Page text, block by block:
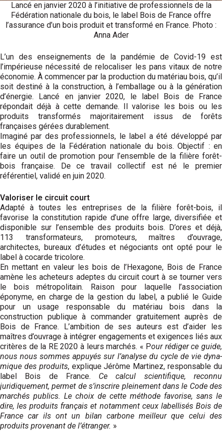
Lancé en janvier 2020 à l’initiative de professionnels de la
Fédération nationale du bois, le label Bois de France offre
l’assurance d’un bois produit et transformé en France. Photo :
Anna Ader
L’un des enseignements de la pandémie de Covid-19 est
l’impérieuse nécessité de relocaliser les pans vitaux de notre
économie. À commencer par la production du matériau bois, qu’il
soit destiné à la construction, à l’emballage ou à la génération
d’énergie. Lancé en janvier 2020, le label Bois de France
répondait déjà à cette demande. Il valorise les bois ou les
produits transformés majoritairement issus de forêts
françaises gérées durablement.
Imaginé par des professionnels, le label a été développé par
les équipes de la Fédération nationale du bois. Objectif : en
faire un outil de promotion pour l’ensemble de la filière forêt-
bois française. De ce travail collectif est né le premier
référentiel, validé en juin 2020.
Valoriser le circuit court
Adapté à toutes les entreprises de la filière forêt-bois, il
favorise la constitution rapide d’une offre large, diversifiée et
disponible sur l’ensemble des produits bois. D’ores et déjà,
113 transformateurs, promoteurs, maîtres d’ouvrage,
architectes, bureaux d’études et négociants ont opté pour le
label à cocarde tricolore.
En mettant en valeur les bois de l’Hexagone, Bois de France
amène les acheteurs adeptes du circuit court à se tourner vers
le bois métropolitain. Raison pour laquelle l’association
éponyme, en charge de la gestion du label, a publié le Guide
pour un usage responsable du matériau bois dans la
construction publique à commander gratuitement auprès de
Bois de France. L’ambition de ses auteurs est d’aider les
maîtres d’ouvrage à intégrer engagements et exigences liés aux
critères de la RE 2020 à leurs marchés. « Pour rédiger ce guide,
nous nous sommes appuyés sur l’analyse du cycle de vie dyna­
mique des produits, explique Jérôme Martinez, responsable du
label Bois de France. Ce calcul scientifique, reconnu
juridiquement, permet de s’inscrire pleinement dans le Code des
marchés publics. Le choix de cette méthode favorise, sans le
dire, les produits français et notamment ceux labellisés Bois de
France car ils ont un bilan carbone meilleur que celui des
produits provenant de l’étranger. »